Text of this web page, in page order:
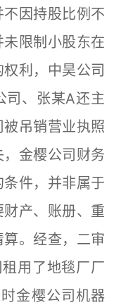
因持股比例不
限制小股东在
利，中昊公司
司、张某A还主
吊销营业执照
金樱公司财务
件，并非属于
产、账册、重
。经查，二审
用了地毯厂厂
金樱公司机器